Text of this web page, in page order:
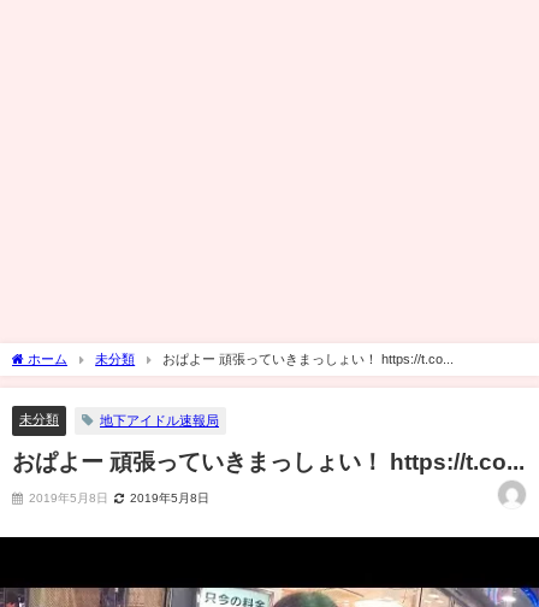
ホーム 未分類 おぱよー 頑張っていきまっしょい！ https://t.co...
未分類 地下アイドル速報局
おぱよー 頑張っていきまっしょい！ https://t.co...
2019年5月8日 2019年5月8日